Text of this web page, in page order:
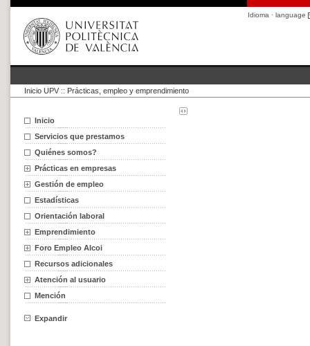
Idioma · language
Inicio UPV :: Prácticas, empleo y emprendimiento
Inicio
Servicios que prestamos
Quiénes somos?
Prácticas en empresas
Gestión de empleo
Estadísticas
Orientación laboral
Emprendimiento
Foro Empleo Alcoi
Recursos adicionales
Atención al usuario
Mención
Expandir